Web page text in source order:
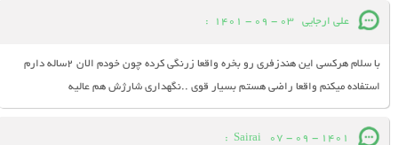
علی ارجایی 03 - 09 - 1401
:
با سلام هرکسی این هندزفری رو بخره واقعا زرنگی کرده چون خودم الان ۲ساله دارم
استفاده میکنم واقعا راضی هستم بسیار قوی ..نگهداری شارژش هم عالیه
Sairai 07 - 09 - 1401
: